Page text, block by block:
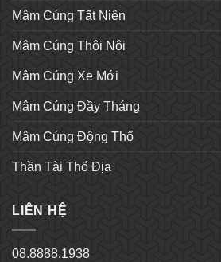
Mâm Cúng Tất Niên
Mâm Cúng Thôi Nôi
Mâm Cúng Xe Mới
Mâm Cúng Đầy Tháng
Mâm Cúng Động Thổ
Thần Tài Thổ Địa
LIÊN HỆ
08.8888.1938